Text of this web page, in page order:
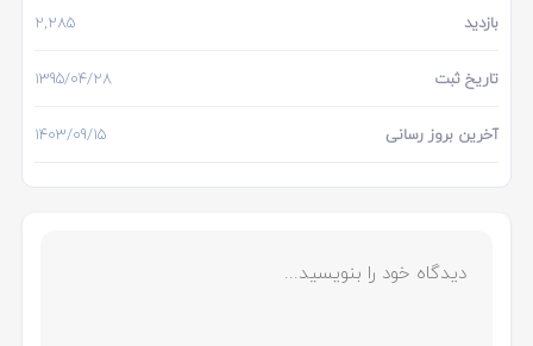
بازدید 2,285
تاریخ ثبت 1395/04/28
آخرین بروز رسانی 1403/09/15